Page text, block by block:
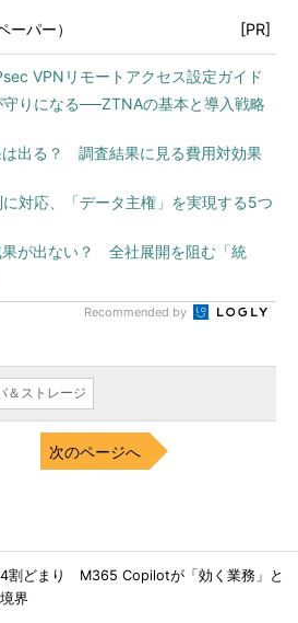
ーパー） [PR]
VPNリモートアクセス設定ガイド
守りになる──ZTNAの基本と導入戦略
は出る？ 調査結果に見る費用対効果
対応、「データ主権」を実現する5つ
果が出ない？ 全社展開を阻む「統
Recommended by
＆ストレージ
次のページへ
割どまり M365 Copilotが「効く業務」と
界